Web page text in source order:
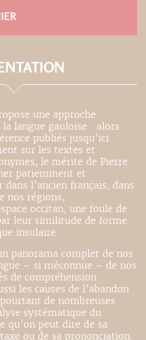
une approche
langue gauloise : alors
publiés jusqu’ici
sur les textes et
le mérite de Pierre
patiemment et
l’ancien français, dans
nos régions,
occitan, une foule de
leur similitude de forme
insulaire.
panorama complet de nos
– si méconnue – de nos
de compréhension
les causes de l’abandon
de nombreuses
systématique du
qu’on peut dire de sa
ou de sa prononciation.